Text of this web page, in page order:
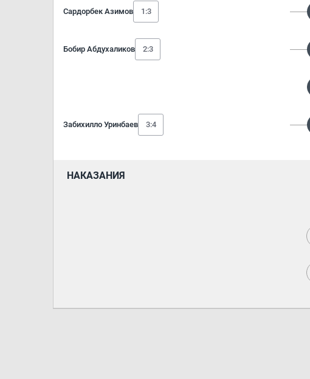
Сардорбек Азимов 1:3
Бобир Абдухаликов 2:3
Забихилло Уринбаев 3:4
НАКАЗАНИЯ